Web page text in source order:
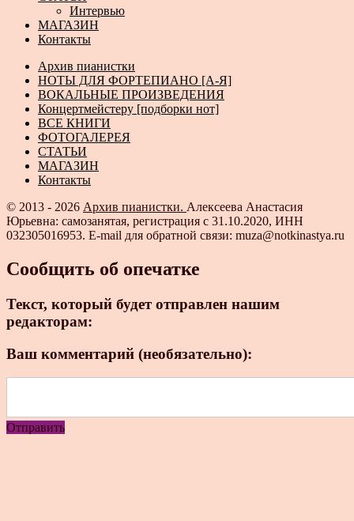
Интервью
МАГАЗИН
Контакты
Архив пианистки
НОТЫ ДЛЯ ФОРТЕПИАНО [А-Я]
ВОКАЛЬНЫЕ ПРОИЗВЕДЕНИЯ
Концертмейстеру [подборки нот]
ВСЕ КНИГИ
ФОТОГАЛЕРЕЯ
СТАТЬИ
МАГАЗИН
Контакты
© 2013 - 2026 Архив пианистки. Алексеева Анастасия
Юрьевна: самозанятая, регистрация с 31.10.2020, ИНН
032305016953. E-mail для обратной связи: muza@notkinastya.ru
Сообщить об опечатке
Текст, который будет отправлен нашим
редакторам:
Ваш комментарий (необязательно):
Отправить